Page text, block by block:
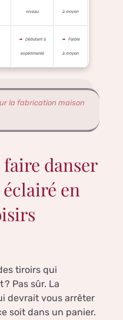
niveau à moyen
Débutant à
expérimenté
Faible
à moyen
la fabrication maison
danser
en
tiroirs qui
Pas sûr. La
devrait vous arrêter
soit dans un panier.